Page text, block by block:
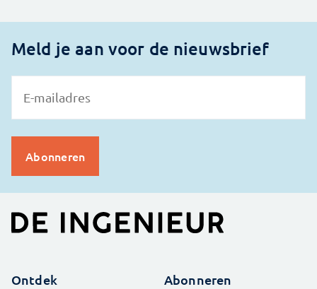
Meld je aan voor de nieuwsbrief
Ontdek Abonneren